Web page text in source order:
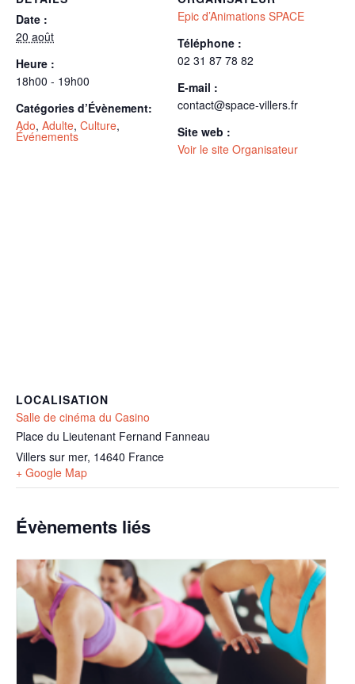
Date :
20 août
Heure :
18h00 - 19h00
Catégories d’Évènement:
Ado, Adulte, Culture,
Événements
Epic d’Animations SPACE
Téléphone :
02 31 87 78 82
E-mail :
contact@space-villers.fr
Site web :
Voir le site Organisateur
LOCALISATION
Salle de cinéma du Casino
Place du Lieutenant Fernand Fanneau
Villers sur mer, 14640 France
+ Google Map
Évènements liés